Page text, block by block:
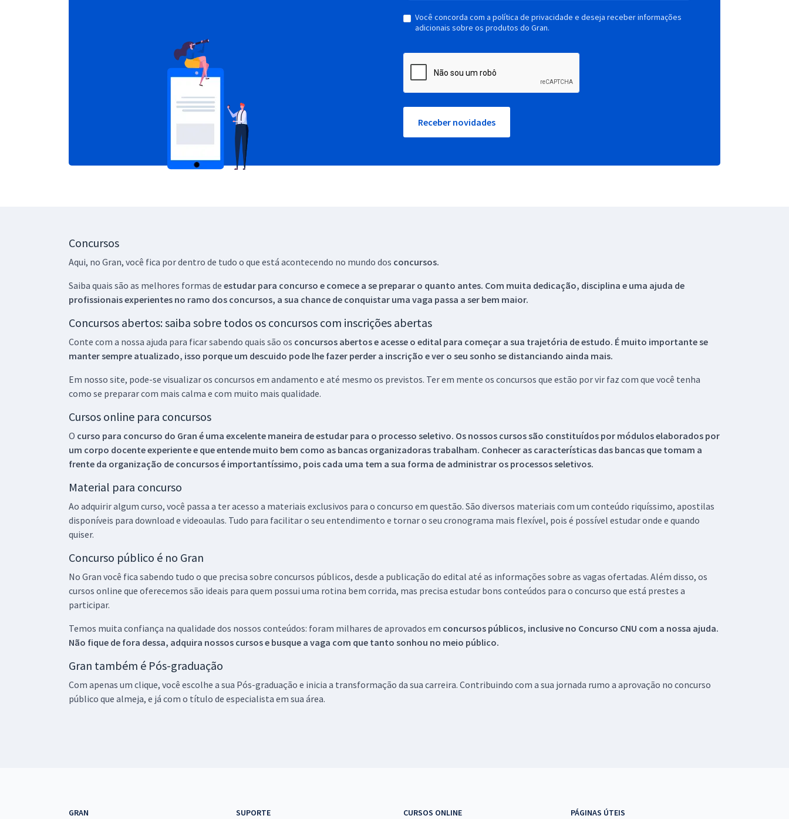
Você concorda com a política de privacidade e deseja receber informações
adicionais sobre os produtos do Gran.
Receber novidades
Concursos
Aqui, no Gran, você fica por dentro de tudo o que está acontecendo no mundo dos concursos.
Saiba quais são as melhores formas de estudar para concurso e comece a se preparar o quanto antes. Com muita dedicação, disciplina e uma ajuda de
profissionais experientes no ramo dos concursos, a sua chance de conquistar uma vaga passa a ser bem maior.
Concursos abertos: saiba sobre todos os concursos com inscrições abertas
Conte com a nossa ajuda para ficar sabendo quais são os concursos abertos e acesse o edital para começar a sua trajetória de estudo. É muito importante se
manter sempre atualizado, isso porque um descuido pode lhe fazer perder a inscrição e ver o seu sonho se distanciando ainda mais.
Em nosso site, pode-se visualizar os concursos em andamento e até mesmo os previstos. Ter em mente os concursos que estão por vir faz com que você tenha
como se preparar com mais calma e com muito mais qualidade.
Cursos online para concursos
O curso para concurso do Gran é uma excelente maneira de estudar para o processo seletivo. Os nossos cursos são constituídos por módulos elaborados por
um corpo docente experiente e que entende muito bem como as bancas organizadoras trabalham. Conhecer as características das bancas que tomam a
frente da organização de concursos é importantíssimo, pois cada uma tem a sua forma de administrar os processos seletivos.
Material para concurso
Ao adquirir algum curso, você passa a ter acesso a materiais exclusivos para o concurso em questão. São diversos materiais com um conteúdo riquíssimo, apostilas
disponíveis para download e videoaulas. Tudo para facilitar o seu entendimento e tornar o seu cronograma mais flexível, pois é possível estudar onde e quando
quiser.
Concurso público é no Gran
No Gran você fica sabendo tudo o que precisa sobre concursos públicos, desde a publicação do edital até as informações sobre as vagas ofertadas. Além disso, os
cursos online que oferecemos são ideais para quem possui uma rotina bem corrida, mas precisa estudar bons conteúdos para o concurso que está prestes a
participar.
Temos muita confiança na qualidade dos nossos conteúdos: foram milhares de aprovados em concursos públicos, inclusive no Concurso CNU com a nossa ajuda.
Não fique de fora dessa, adquira nossos cursos e busque a vaga com que tanto sonhou no meio público.
Gran também é Pós-graduação
Com apenas um clique, você escolhe a sua Pós-graduação e inicia a transformação da sua carreira. Contribuindo com a sua jornada rumo a aprovação no concurso
público que almeja, e já com o título de especialista em sua área.
GRAN SUPORTE CURSOS ONLINE PÁGINAS ÚTEIS